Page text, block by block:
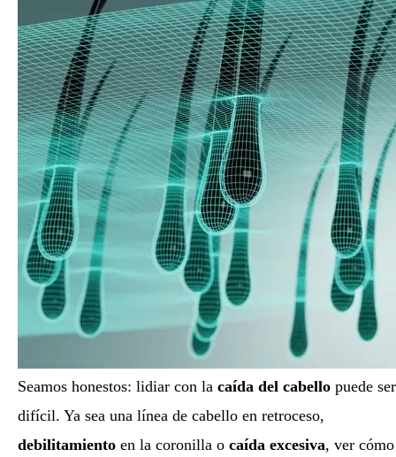
Seamos honestos: lidiar con la caída del cabello puede ser
difícil. Ya sea una línea de cabello en retroceso,
debilitamiento en la coronilla o caída excesiva, ver cómo